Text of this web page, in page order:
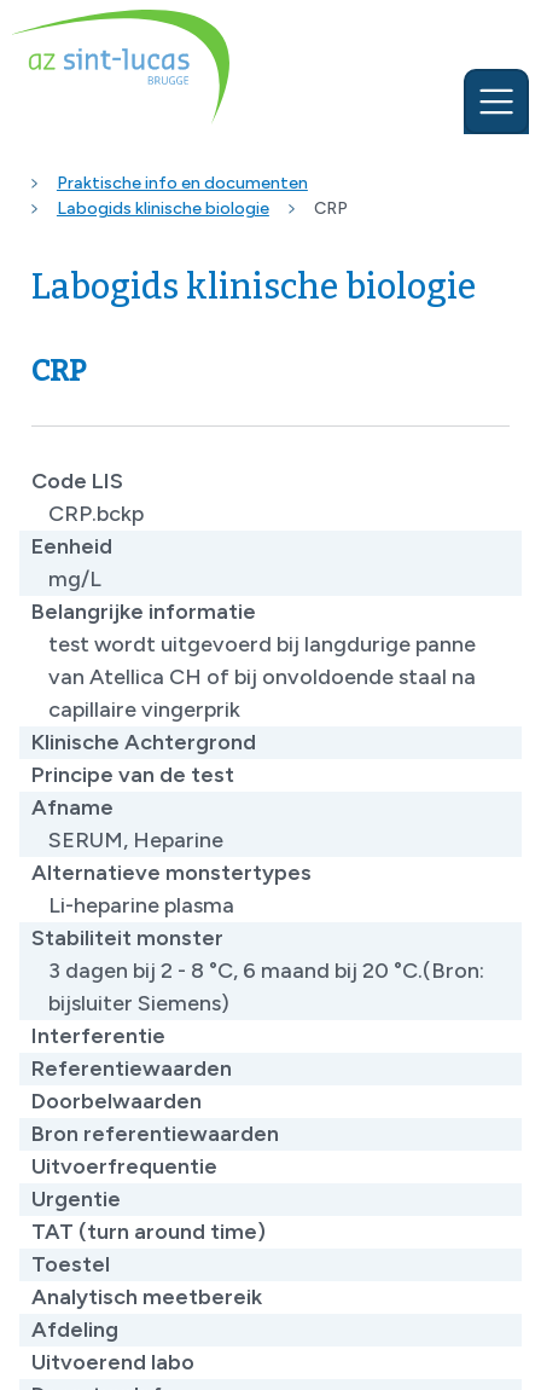
Praktische info en documenten
Labogids klinische biologie
CRP
Labogids klinische biologie
CRP
Code LIS
CRP.bckp
Eenheid
mg/L
Belangrijke informatie
​​test wordt uitgevoerd bij langdurige panne
van Atellica CH of bij onvoldoende staal na
capillaire vingerprik
Klinische Achtergrond
Principe van de test
Afname
SERUM, Heparine
Alternatieve monstertypes
​Li-heparine plasma
Stabiliteit monster
3 dagen bij 2 - 8 °C, 6 maand bij 20 °C.(Bron:
bijsluiter Siemens)
Interferentie
Referentiewaarden
Doorbelwaarden
Bron referentiewaarden
Uitvoerfrequentie
Urgentie
TAT (turn around time)
Toestel
Analytisch meetbereik
Afdeling
Uitvoerend labo